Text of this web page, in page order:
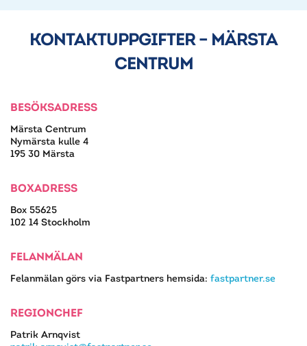
KONTAKTUPPGIFTER – MÄRSTA
CENTRUM
BESÖKSADRESS
Märsta Centrum
Nymärsta kulle 4
195 30 Märsta
BOXADRESS
Box 55625
102 14 Stockholm
FELANMÄLAN
Felanmälan görs via Fastpartners hemsida: fastpartner.se
REGIONCHEF
Patrik Arnqvist